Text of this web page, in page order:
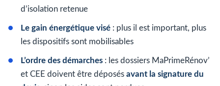
d’isolation retenue
Le gain énergétique visé : plus il est important, plus
les dispositifs sont mobilisables
L’ordre des démarches : les dossiers MaPrimeRénov’
et CEE doivent être déposés avant la signature du